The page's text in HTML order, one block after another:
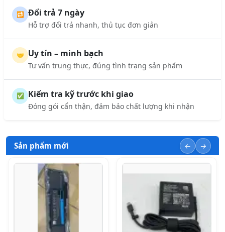
🔁 Đổi trả 7 ngày
Hỗ trợ đổi trả nhanh, thủ tục đơn giản
🤝 Uy tín – minh bạch
Tư vấn trung thực, đúng tình trạng sản phẩm
✅ Kiểm tra kỹ trước khi giao
Đóng gói cẩn thận, đảm bảo chất lượng khi nhận
Sản phẩm mới